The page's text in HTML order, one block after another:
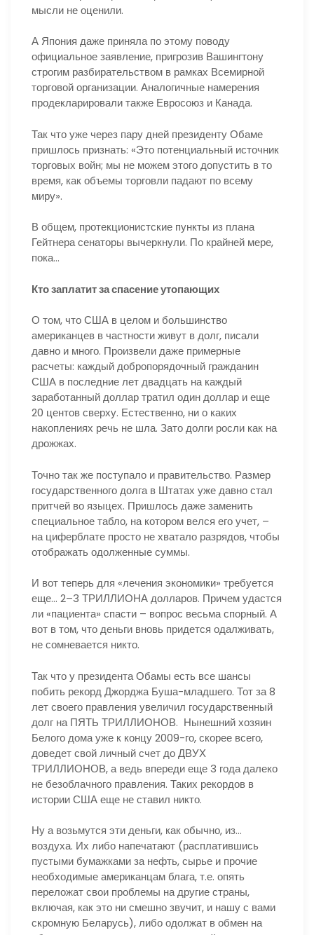
мысли не оценили.
А Япония даже приняла по этому поводу
официальное заявление, пригрозив Вашингтону
строгим разбирательством в рамках Всемирной
торговой организации. Аналогичные намерения
продекларировали также Евросоюз и Канада.
Так что уже через пару дней президенту Обаме
пришлось признать: «Это потенциальный источник
торговых войн; мы не можем этого допустить в то
время, как объемы торговли падают по всему
миру».
В общем, протекционистские пункты из плана
Гейтнера сенаторы вычеркнули. По крайней мере,
пока…
Кто заплатит за спасение утопающих
О том, что США в целом и большинство
американцев в частности живут в долг, писали
давно и много. Произвели даже примерные
расчеты: каждый добропорядочный гражданин
США в последние лет двадцать на каждый
заработанный доллар тратил один доллар и еще
20 центов сверху. Естественно, ни о каких
накоплениях речь не шла. Зато долги росли как на
дрожжах.
Точно так же поступало и правительство. Размер
государственного долга в Штатах уже давно стал
притчей во языцех. Пришлось даже заменить
специальное табло, на котором велся его учет, –
на циферблате просто не хватало разрядов, чтобы
отображать одолженные суммы.
И вот теперь для «лечения экономики» требуется
еще… 2–3 ТРИЛЛИОНА долларов. Причем удастся
ли «пациента» спасти – вопрос весьма спорный. А
вот в том, что деньги вновь придется одалживать,
не сомневается никто.
Так что у президента Обамы есть все шансы
побить рекорд Джорджа Буша-младшего. Тот за 8
лет своего правления увеличил государственный
долг на ПЯТЬ ТРИЛЛИОНОВ. Нынешний хозяин
Белого дома уже к концу 2009-го, скорее всего,
доведет свой личный счет до ДВУХ
ТРИЛЛИОНОВ, а ведь впереди еще 3 года далеко
не безоблачного правления. Таких рекордов в
истории США еще не ставил никто.
Ну а возьмутся эти деньги, как обычно, из…
воздуха. Их либо напечатают (расплатившись
пустыми бумажками за нефть, сырье и прочие
необходимые американцам блага, т.е. опять
переложат свои проблемы на другие страны,
включая, как это ни смешно звучит, и нашу с вами
скромную Беларусь), либо одолжат в обмен на